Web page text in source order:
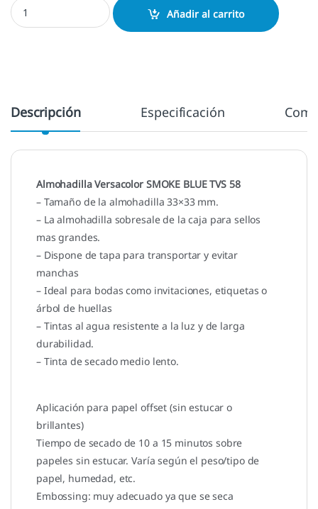
Añadir al carrito
Descripción Especificación
Almohadilla Versacolor SMOKE BLUE TVS 58
– Tamaño de la almohadilla 33×33 mm.
– La almohadilla sobresale de la caja para sellos
mas grandes.
– Dispone de tapa para transportar y evitar
manchas
– Ideal para bodas como invitaciones, etiquetas o
árbol de huellas
– Tintas al agua resistente a la luz y de larga
durabilidad.
– Tinta de secado medio lento.
Aplicación para papel offset (sin estucar o
brillantes)
Tiempo de secado de 10 a 15 minutos sobre
papeles sin estucar. Varía según el peso/tipo de
papel, humedad, etc.
Embossing: muy adecuado ya que se seca